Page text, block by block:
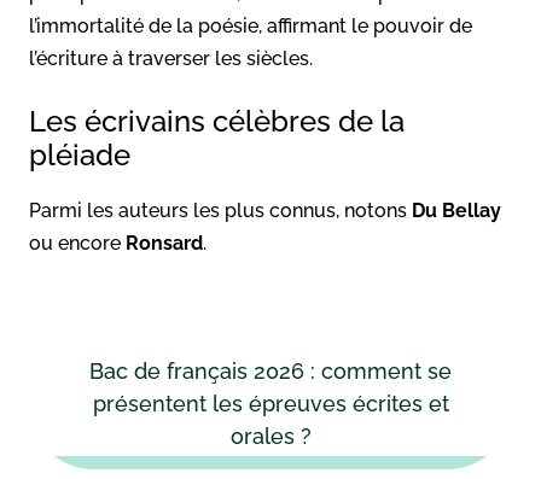
l’immortalité de la poésie, affirmant le pouvoir de
l’écriture à traverser les siècles.
Les écrivains célèbres de la
pléiade
Parmi les auteurs les plus connus, notons Du Bellay
ou encore Ronsard.
Bac de français 2026 : comment se
présentent les épreuves écrites et
orales ?